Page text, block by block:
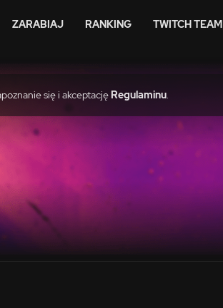
ZARABIAJ RANKING TWITCH TEAM
się i akceptacjęRegulaminu.